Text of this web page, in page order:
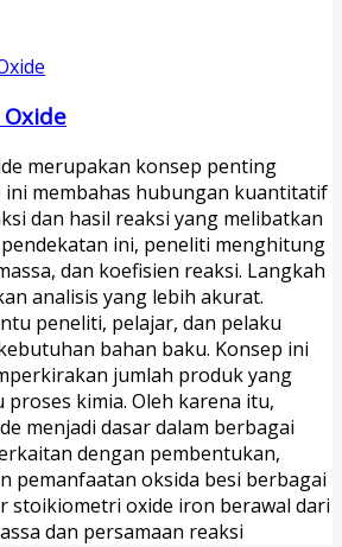
merupakan konsep penting
ini membahas hubungan kuantitatif
dan hasil reaksi yang melibatkan
ini, peneliti menghitung
dan koefisien reaksi. Langkah
analisis yang lebih akurat.
peneliti, pelajar, dan pelaku
bahan baku. Konsep ini
jumlah produk yang
kimia. Oleh karena itu,
menjadi dasar dalam berbagai
dengan pembentukan,
pemanfaatan oksida besi berbagai
stoikiometri oxide iron berawal dari
dan persamaan reaksi